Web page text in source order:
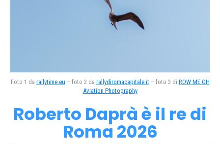
Foto 1 da rallytime.eu – foto 2 da rallydiromacapitale.it – foto 3 di ROW ME OH
Aviation Photography
Roberto Daprà è il re di
Roma 2026